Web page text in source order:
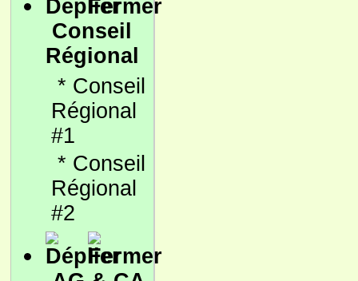
Conseil
Régional
* Conseil
Régional
#1
* Conseil
Régional
#2